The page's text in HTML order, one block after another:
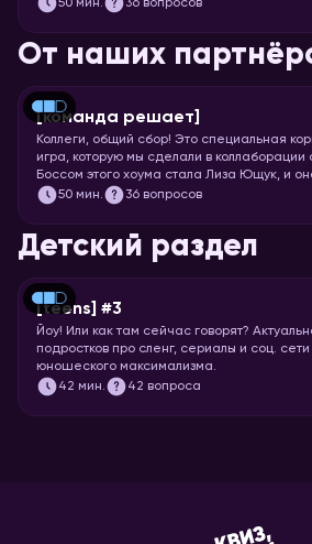
тимбилдиться. Вас ждёт 5 раундов
темы, ответить на которые поможет
Тот случай, когда команда действительно
50 мин. 36 вопросов
От наших
[команда решает]
Коллеги, общий сбор! Это специальная
игра, которую мы сделали в коллаборации
Боссом этого хоума стала Лиза Ющук, и
когда вы откладываете задачку в долгий
тимбилдиться. Вас ждёт 5 раундов
темы, ответить на которые поможет
Тот случай, когда команда действительно
50 мин. 36 вопросов
Детский раздел
[teens] #3
Йоу! Или как там сейчас говорят?
подростков про сленг, сериалы и соц.
юношеского максимализма.
42 мин. 42 вопроса